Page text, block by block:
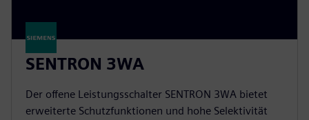
SENTRON 3WA
Der offene Leistungsschalter SENTRON 3WA bietet
erweiterte Schutzfunktionen und hohe Selektivität